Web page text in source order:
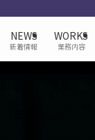
NEWS
新着情報
WORKS
業務内容